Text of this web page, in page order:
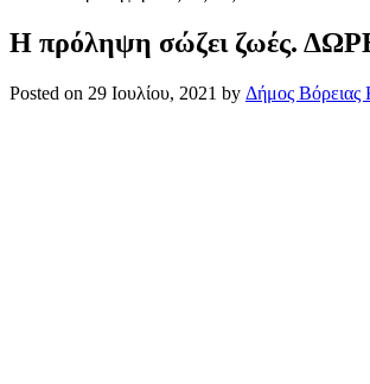
Η πρόληψη σώζει ζωές.
Posted on 29 Ιουλίου, 2021 by Δήμος Βόρειας